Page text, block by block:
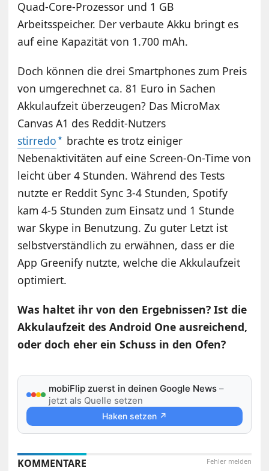
Quad-Core-Prozessor und 1 GB
Arbeitsspeicher. Der verbaute Akku bringt es
auf eine Kapazität von 1.700 mAh.
Doch können die drei Smartphones zum Preis
von umgerechnet ca. 81 Euro in Sachen
Akkulaufzeit überzeugen? Das MicroMax
Canvas A1 des Reddit-Nutzers
stirredo
brachte es trotz einiger
Nebenaktivitäten auf eine Screen-On-Time von
leicht über 4 Stunden. Während des Tests
nutzte er Reddit Sync 3-4 Stunden, Spotify
kam 4-5 Stunden zum Einsatz und 1 Stunde
war Skype in Benutzung. Zu guter Letzt ist
selbstverständlich zu erwähnen, dass er die
App Greenify nutzte, welche die Akkulaufzeit
optimiert.
Was haltet ihr von den Ergebnissen? Ist die
Akkulaufzeit des Android One ausreichend,
oder doch eher ein Schuss in den Ofen?
mobiFlip zuerst in deinen Google News –
jetzt als Quelle setzen
Haken setzen ↗
Fehler melden
KOMMENTARE